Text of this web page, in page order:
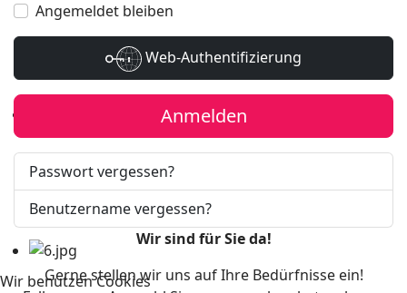
Angemeldet bleiben
Web-Authentifizierung
Anmelden
Passwort vergessen?
Benutzername vergessen?
Wir sind für Sie da!
Gerne stellen wir uns auf Ihre Bedürfnisse ein!
Wir benutzen Cookies